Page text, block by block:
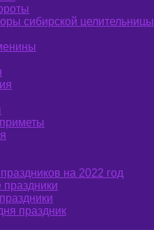
сибирской целительницы
на 2022 год
праздники
праздник